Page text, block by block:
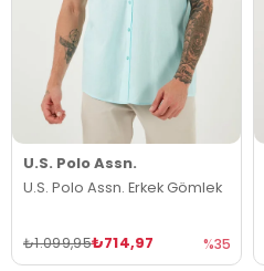
U.S. Polo Assn.
U.S. Polo Assn. Erkek Gömlek
₺714,97
₺1.099,95 %35